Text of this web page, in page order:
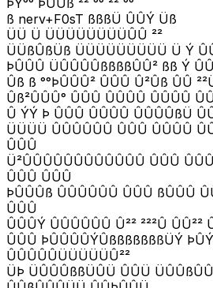
ÞÝ°° ÞÛÛß ²² °° ²² °°
ß nerv+F0sT ßßßÜ ÛÛÝ Üß
ÜÜ Ü ÜÜÜÜÜÜÜÜÛÛ ²²
ÜÜßÛßÜß ÜÜÜÜÜÜÜÜÜ Ü Ý
ÞÛÛÛ ÜÛÛÛÛßßßßÛÛ² ßß Ý
Ûß ß °°ÞÛÛÛ² ÛÛÛ Û²Ûß ÛÛ
Ûß²ÛÛÛ° ÛÛÛ ÛÛÛÛ ÛÛÛÛ
Û ÝÝ Þ ÛÛÛ ÛÛÛÛ ÛÛÛÛßÜ
ÜÜÜÜ ÛÛÛÛÛÛ ÛÛÛ ÛÛÛÛ
ÛÛÛ
Ü²ÛÛÛÛÛÛÛÛÛÛÛÛ ÛÛÛ
ÛÛÛ ÛÛÛ
ÞÛÛÛß ÛÛÛÛÛÛ ÛÛÛ ßÛÛÛ
ÛÛÛ
ÛÛÛÝ ÛÛÛÛÛÛ Û²² ²²²Û
ÛÛÛ ÞÛÛÛÛÝÛßßßßßßßÜÝ
ÛÛÛÛÛÜÜÜÜÜÛ²²
ÜÞ ÜÛÛÛßßÜÛÜ ÛÛÜ